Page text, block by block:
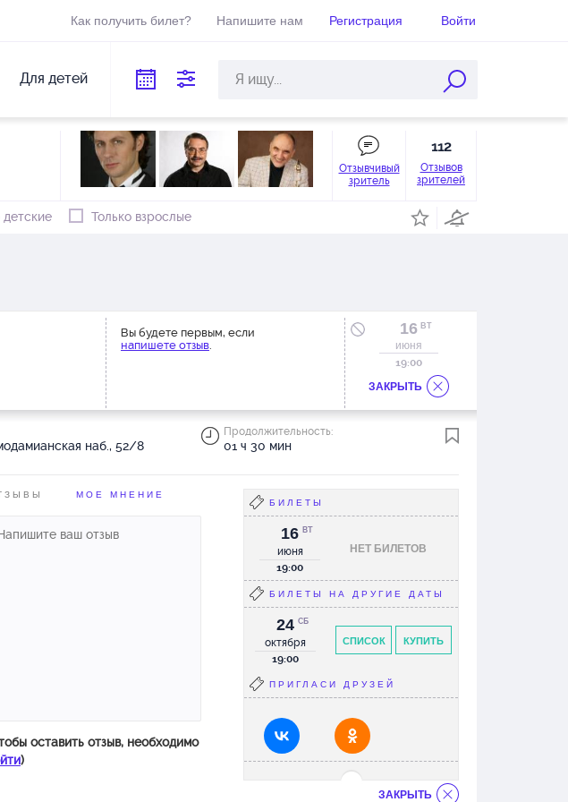
Как получить билет? Напишите нам Регистрация Войти
Для детей
Отзывчивый
зритель
112
Отзывов
зрителей
детские Только взрослые
Вы будете первым, если
напишете отзыв.
16 ВТ
июня
19:00
наб., 52/8
Продолжительность:
01 ч 30 мин
ЗАКРЫТЬ
МОЕ МНЕНИЕ
оставить отзыв, необходимо
)
БИЛЕТЫ
НЕТ БИЛЕТОВ
16
июня
ВТ
19:00
БИЛЕТЫ НА ДРУГИЕ ДАТЫ
КУПИТЬ
СПИСОК
24
октября
СБ
19:00
ПРИГЛАСИ ДРУЗЕЙ
ЗАКРЫТЬ